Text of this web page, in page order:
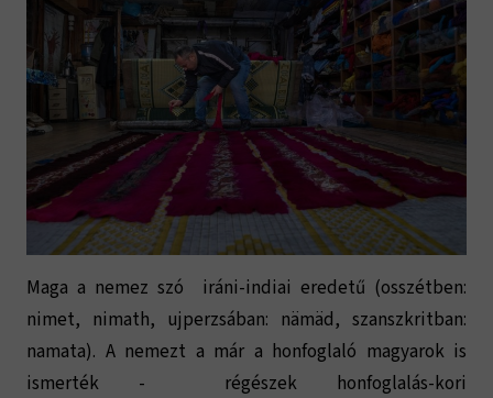
Maga a nemez szó iráni-indiai eredetű (osszétben:
nimet, nimath, ujperzsában: nämäd, szanszkritban:
namata). A nemezt a már a honfoglaló magyarok is
ismerték - régészek honfoglalás-kori